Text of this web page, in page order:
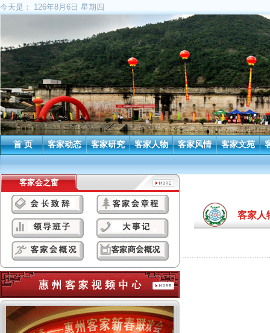
今天是： 126年8月6日 星期四
首 页 客家动态 客家研究 客家人物 客家风情 客家文苑
客家会之窗
客家人